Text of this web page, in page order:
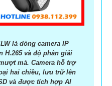
là dòng camera IP
H.265 và độ phân giải
mà. Camera hỗ trợ
hai chiều, lưu trữ lên
và được tích hợp AI